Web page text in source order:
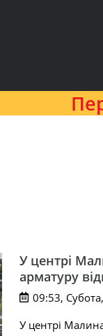
У центрі
арматуру
09:53,
У центрі